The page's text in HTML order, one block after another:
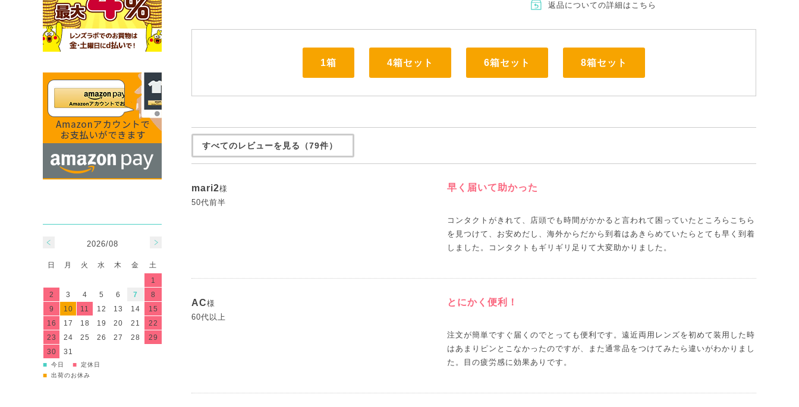
返品についての詳細はこちら
1箱 4箱セット 6箱セット 8箱セット
すべてのレビューを見る（79件）
mari2様
50代前半
早く届いて助かった
コンタクトがきれて、店頭でも時間がかかると言われて困っていたところらこちら
を見つけて、お安めだし、海外からだから到着はあきらめていたらとても早く到着
しました。コンタクトもギリギリ足りて大変助かりました。
AC様
60代以上
とにかく便利！
注文が簡単ですぐ届くのでとっても便利です。遠近両用レンズを初めて装用した時
はあまりピンとこなかったのですが、また通常品をつけてみたら違いがわかりまし
た。目の疲労感に効果ありです。
2026/08
日 月 火 水 木 金
土
1
2
3 4 5 6 7
8
9
10 11 12 13 14
15
16
17 18 19 20 21
22
23
24 25 26 27 28
29
30
31
■ 今日 ■ 定休日
■ 出荷のお休み